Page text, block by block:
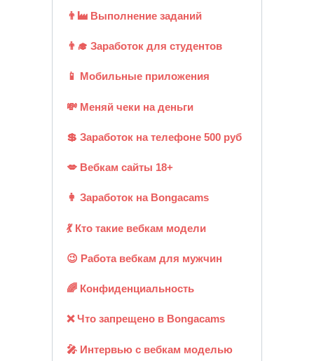
👨‍🏭 Выполнение заданий
👨‍🎓 Заработок для студентов
📱 Мобильные приложения
💸 Меняй чеки на деньги
💲 Заработок на телефоне 500 руб
💋 Вебкам сайты 18+
👩 Заработок на Bongacams
💃 Кто такие вебкам модели
😉 Работа вебкам для мужчин
🌈 Конфиденциальность
❌ Что запрещено в Bongacams
🎤 Интервью с вебкам моделью